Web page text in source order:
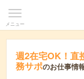
メニュー
週2在宅OK！直
務サポのお仕事情